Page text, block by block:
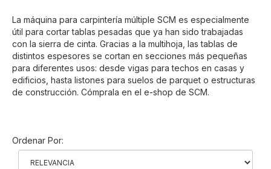
La máquina para carpintería múltiple SCM es especialmente
útil para cortar tablas pesadas que ya han sido trabajadas
con la sierra de cinta. Gracias a la multihoja, las tablas de
distintos espesores se cortan en secciones más pequeñas
para diferentes usos: desde vigas para techos en casas y
edificios, hasta listones para suelos de parquet o estructuras
de construcción. Cómprala en el e-shop de SCM.
Ordenar Por: